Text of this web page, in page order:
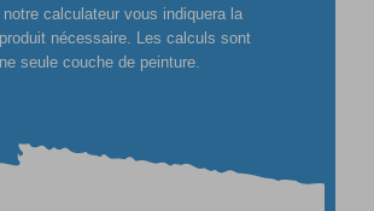
calculateur vous indiquera la
nécessaire. Les calculs sont
seule couche de peinture.